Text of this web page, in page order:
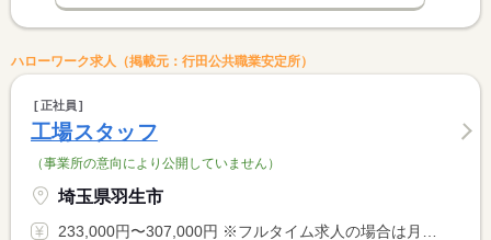
ハローワーク求人（掲載元：行田公共職業安定所）
正社員
工場スタッフ
（事業所の意向により公開していません）
埼玉県羽生市
233,000円〜307,000円 ※フルタイム求人の場合は月額（換算額）、パート求人の場合は時間額を表示しています。